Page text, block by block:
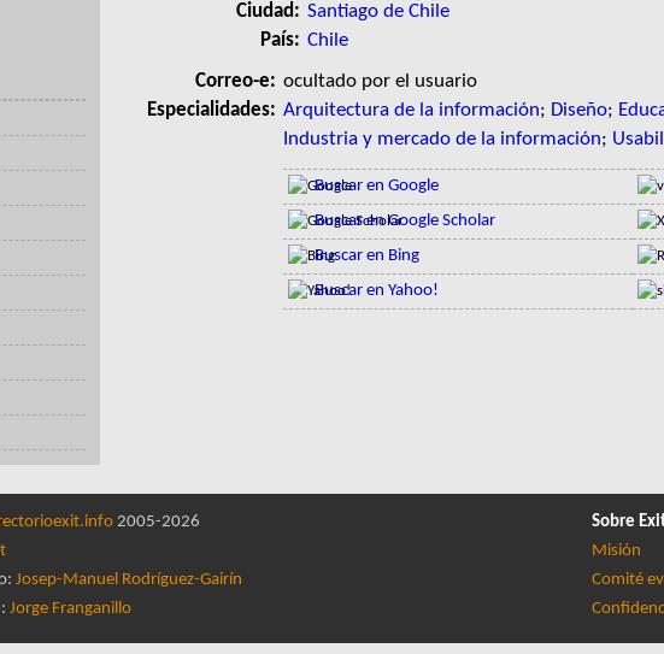
Ciudad: Santiago de Chile
País: Chile
Correo-e: ocultado por el usuario
Especialidades: Arquitectura de la información; Diseño;
Industria y mercado de la información;
Buscar en Google
Buscar en Google Scholar
Buscar en Bing
Buscar en Yahoo!
2005-2026
Josep-Manuel Rodríguez-Gairín
Jorge Franganillo
Sobre
Misión
Comité